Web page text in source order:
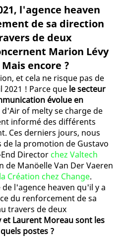
l'agence heaven
de sa direction
de deux
Marion Lévy
encore ?
et cela ne risque pas de
! Parce que le secteur
évolue en
of melty se charge de
informé des différents
Ces derniers jours, nous
la promotion de Gustavo
Director chez Valtech
de Manöelle Van Der Vaeren
Création chez Change.
l'agence heaven qu'il y a
du renforcement de sa
travers de deux
et Laurent Moreau sont les
postes ?